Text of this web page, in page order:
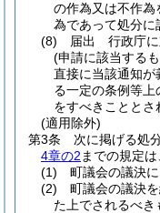
の作為又は不作為
為であって処分に
(8)
届出 行政庁に
(申請に該当する
直接に当該通知が
る一定の条例等
をすべきことと
(適用除外)
第3条
次に掲げる処
4章の2 までの規定は
(1)
町議会の議決
(2)
町議会の議決
た上でされるべ